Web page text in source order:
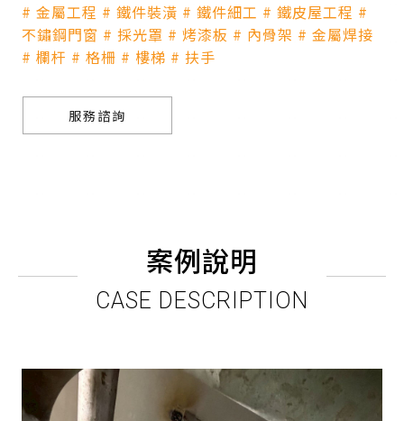
# 金屬工程 # 鐵件裝潢 # 鐵件細工 # 鐵皮屋工程 #
不鏽鋼門窗 # 採光罩 # 烤漆板 # 內骨架 # 金屬焊接
# 欄杆 # 格柵 # 樓梯 # 扶手
服務諮詢
案例說明
CASE DESCRIPTION